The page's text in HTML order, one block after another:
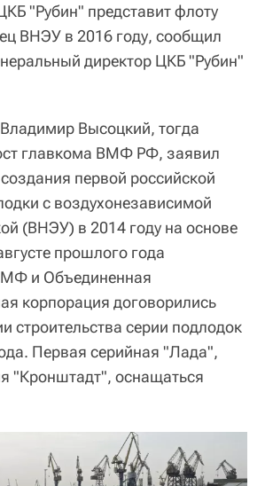
"Рубин" представит флоту
ВНЭУ в 2016 году, сообщил
директор ЦКБ "Рубин"
Высоцкий, тогда
главкома ВМФ РФ, заявил
первой российской
с воздухонезависимой
(ВНЭУ) в 2014 году на основе
прошлого года
и Объединенная
корпорация договорились
строительства серии подлодок
Первая серийная "Лада",
"Кронштадт", оснащаться